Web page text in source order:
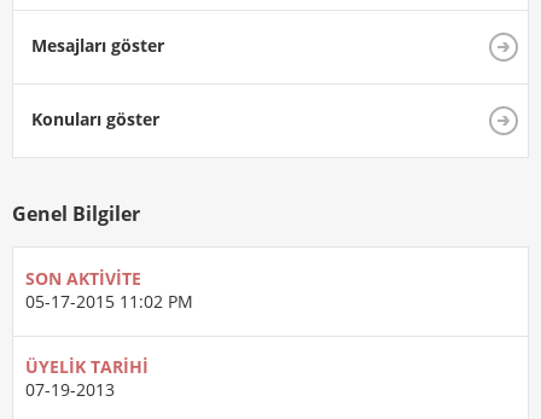
Mesajları göster
Konuları göster
Genel Bilgiler
SON AKTIVITE
05-17-2015 11:02 PM
ÜYELIK TARIHI
07-19-2013